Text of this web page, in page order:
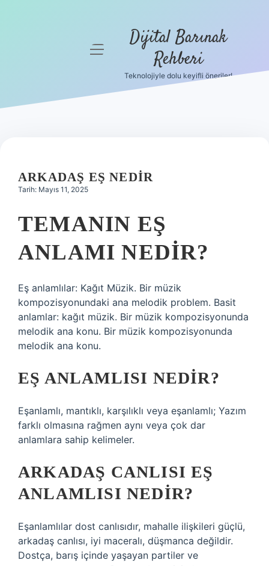
Hakkımızda
menüyü
Dijital Barınak
Rehberi
Teknolojiyle dolu keyifli öneriler!
ARKADAŞ EŞ NEDIR
Tarih: Mayıs 11, 2025
TEMANIN EŞ
ANLAMI NEDIR?
Eş anlamlılar: Kağıt Müzik. Bir müzik
kompozisyonundaki ana melodik problem. Basit
anlamlar: kağıt müzik. Bir müzik kompozisyonunda
melodik ana konu. Bir müzik kompozisyonunda
melodik ana konu.
EŞ ANLAMLISI NEDIR?
Eşanlamlı, mantıklı, karşılıklı veya eşanlamlı; Yazım
farklı olmasına rağmen aynı veya çok dar
anlamlara sahip kelimeler.
ARKADAŞ CANLISI EŞ
ANLAMLISI NEDIR?
Eşanlamlılar dost canlısıdır, mahalle ilişkileri güçlü,
arkadaş canlısı, iyi maceralı, düşmanca değildir.
Dostça, barış içinde yaşayan partiler ve